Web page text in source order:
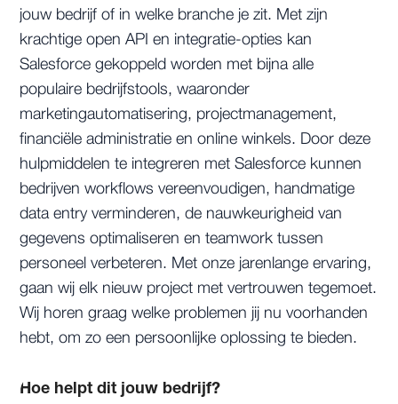
jouw bedrijf of in welke branche je zit. Met zijn
krachtige open API en integratie-opties kan
Salesforce gekoppeld worden met bijna alle
populaire bedrijfstools, waaronder
marketingautomatisering, projectmanagement,
financiële administratie en online winkels. Door deze
hulpmiddelen te integreren met Salesforce kunnen
bedrijven workflows vereenvoudigen, handmatige
data entry verminderen, de nauwkeurigheid van
gegevens optimaliseren en teamwork tussen
personeel verbeteren. Met onze jarenlange ervaring,
gaan wij elk nieuw project met vertrouwen tegemoet.
Wij horen graag welke problemen jij nu voorhanden
hebt, om zo een persoonlijke oplossing te bieden.
Hoe helpt dit jouw bedrijf?